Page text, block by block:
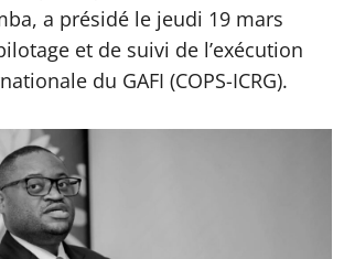
a présidé le jeudi 19 mars
et de suivi de l’exécution
du GAFI (COPS-ICRG).